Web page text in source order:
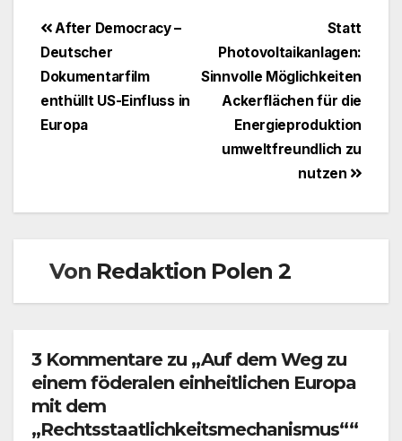
Beitragsnavigation
Statt
Photovoltaikanlagen:
Sinnvolle Möglichkeiten
Ackerflächen für die
Energieproduktion
umweltfreundlich zu
nutzen
After Democracy –
Deutscher
Dokumentarfilm
enthüllt US-Einfluss in
Europa
Von Redaktion Polen 2
3 Kommentare zu „Auf dem Weg zu
einem föderalen einheitlichen Europa
mit dem
„Rechtsstaatlichkeitsmechanismus““